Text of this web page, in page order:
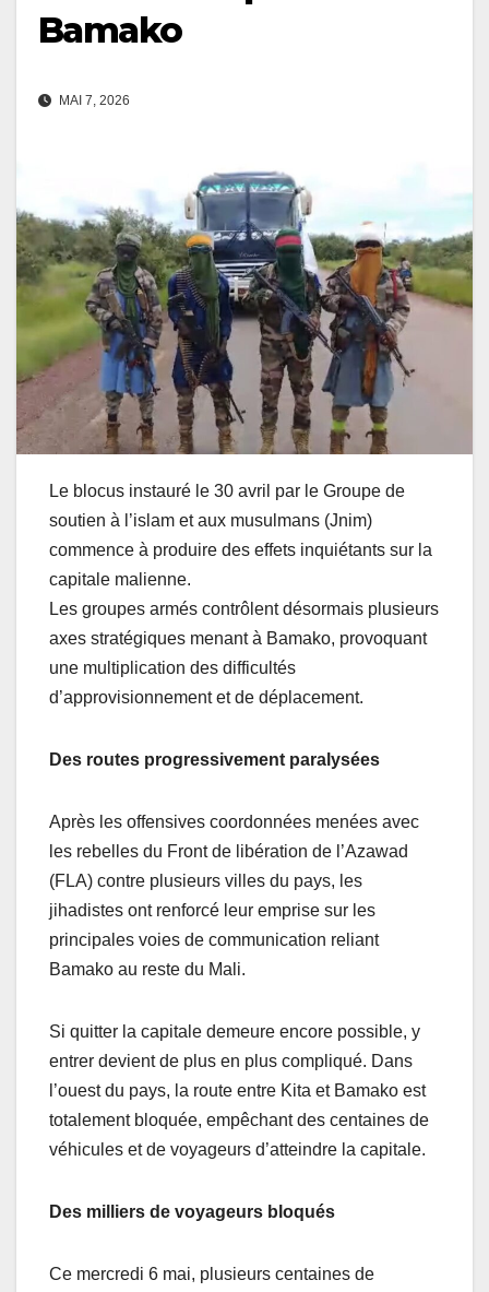
Bamako
MAI 7, 2026
Le blocus instauré le 30 avril par le Groupe de
soutien à l’islam et aux musulmans (Jnim)
commence à produire des effets inquiétants sur la
capitale malienne.
Les groupes armés contrôlent désormais plusieurs
axes stratégiques menant à Bamako, provoquant
une multiplication des difficultés
d’approvisionnement et de déplacement.
Des routes progressivement paralysées
Après les offensives coordonnées menées avec
les rebelles du Front de libération de l’Azawad
(FLA) contre plusieurs villes du pays, les
jihadistes ont renforcé leur emprise sur les
principales voies de communication reliant
Bamako au reste du Mali.
Si quitter la capitale demeure encore possible, y
entrer devient de plus en plus compliqué. Dans
l’ouest du pays, la route entre Kita et Bamako est
totalement bloquée, empêchant des centaines de
véhicules et de voyageurs d’atteindre la capitale.
Des milliers de voyageurs bloqués
Ce mercredi 6 mai, plusieurs centaines de